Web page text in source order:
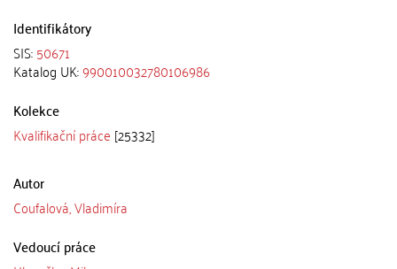
Identifikátory
SIS:50671
Katalog UK:990010032780106986
Kolekce
Kvalifikační práce [25332]
Autor
Coufalová, Vladimíra
Vedoucí práce